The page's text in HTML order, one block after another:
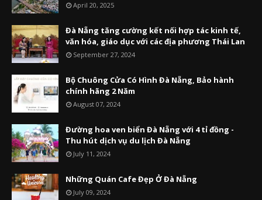
April 20, 2025
Đà Nẵng tăng cường kết nối hợp tác kinh tế,
văn hóa, giáo dục với các địa phương Thái Lan
September 27, 2024
Bộ Chuông Cửa Có Hình Đà Nẵng, Bảo hành
chính hãng 2 Năm
August 07, 2024
Đường hoa ven biển Đà Nẵng với 4 tỉ đồng -
Thu hút dịch vụ du lịch Đà Nẵng
July 11, 2024
Những Quán Cafe Đẹp Ở Đà Nẵng
July 09, 2024